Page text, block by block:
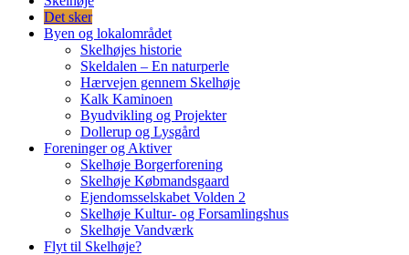
Det sker
Byen og lokalområdet
Skelhøjes historie
Skeldalen – En naturperle
Hærvejen gennem Skelhøje
Kalk Kaminoen
Byudvikling og Projekter
Dollerup og Lysgård
Foreninger og Aktiver
Skelhøje Borgerforening
Skelhøje Købmandsgaard
Ejendomsselskabet Volden 2
Skelhøje Kultur- og Forsamlingshus
Skelhøje Vandværk
Flyt til Skelhøje?